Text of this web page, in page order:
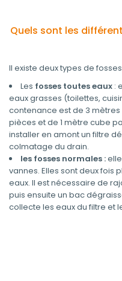
Quels sont les
Il existe deux types de
Les fosses toutes eaux :
eaux grasses (toilettes,
contenance est de 3
pièces et de 1 mètre cube
installer en amont un filtre
colmatage du drain.
les fosses normales :
vannes. Elles sont deux fois
eaux. Il est nécessaire de
puis ensuite un bac
collecte les eaux du filtre et